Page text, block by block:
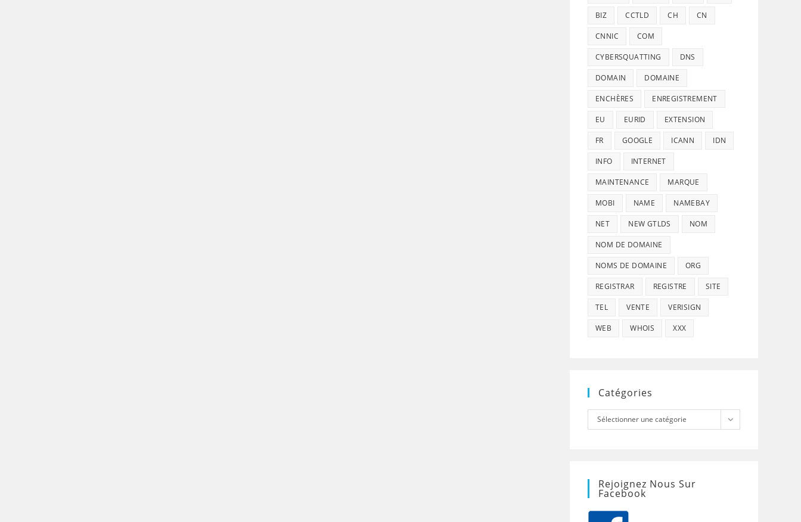
BIZ CCTLD CH CN
CNNIC COM
CYBERSQUATTING DNS
DOMAIN DOMAINE
ENCHÈRES ENREGISTREMENT
EU EURID EXTENSION
FR GOOGLE ICANN IDN
INFO INTERNET
MAINTENANCE MARQUE
MOBI NAME NAMEBAY
NET NEW GTLDS NOM
NOM DE DOMAINE
NOMS DE DOMAINE ORG
REGISTRAR REGISTRE SITE
TEL VENTE VERISIGN
WEB WHOIS XXX
Catégories
Catégories
Sélectionner une catégorie
Rejoignez Nous Sur
Facebook